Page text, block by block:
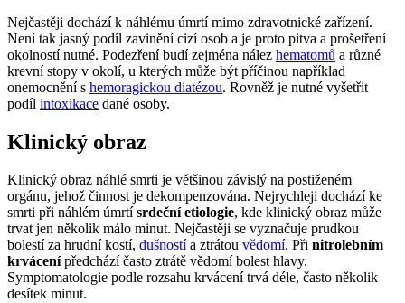
Nejčastěji dochází k náhlému úmrtí mimo zdravotnické zařízení.
Není tak jasný podíl zavinění cizí osob a je proto pitva a prošetření
okolností nutné. Podezření budí zejména nález hematomů a různé
krevní stopy v okolí, u kterých může být příčinou například
onemocnění s hemoragickou diatézou. Rovněž je nutné vyšetřit
podíl intoxikace dané osoby.
Klinický obraz
Klinický obraz náhlé smrti je většinou závislý na postiženém
orgánu, jehož činnost je dekompenzována. Nejrychleji dochází ke
smrti při náhlém úmrtí srdeční etiologie, kde klinický obraz může
trvat jen několik málo minut. Nejčastěji se vyznačuje prudkou
bolestí za hrudní kostí, dušností a ztrátou vědomí. Při nitrolebním
krvácenípředchází často ztrátě vědomí bolest hlavy.
Symptomatologie podle rozsahu krvácení trvá déle, často několik
desítek minut.